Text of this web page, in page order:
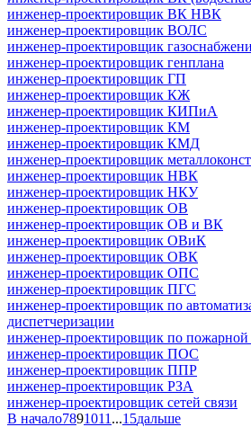
инженер-проектировщик ВК НВК
инженер-проектировщик ВОЛС
инженер-проектировщик
инженер-проектировщик генплана
инженер-проектировщик ГП
инженер-проектировщик КЖ
инженер-проектировщик КИПиА
инженер-проектировщик КМ
инженер-проектировщик КМД
инженер-проектировщик
инженер-проектировщик НВК
инженер-проектировщик НКУ
инженер-проектировщик ОВ
инженер-проектировщик ОВ и ВК
инженер-проектировщик ОВиК
инженер-проектировщик ОВК
инженер-проектировщик ОПС
инженер-проектировщик ПГС
инженер-проектировщик по
диспетчеризации
инженер-проектировщик по пожарной
инженер-проектировщик ПОС
инженер-проектировщик ППР
инженер-проектировщик РЗА
инженер-проектировщик сетей связи
В начало7891011 ...15дальше